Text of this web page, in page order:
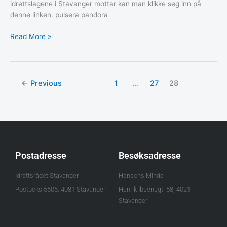
idrettslagene i Stavanger mottar kan man klikke seg inn på
denne linken. pulsera pandora
Read More »
← Previous 1 … 27 28
Postadresse
Idrettsrådet Stavanger
Postboks 5505, 4081 Stavanger
Besøksadresse
Hansons Minde
Henrik Ibsensgt. 58, 4021
Stavanger